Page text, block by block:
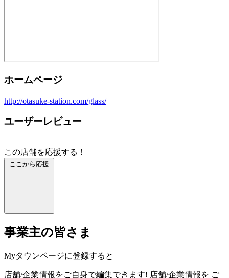
ホームページ
http://otasuke-station.com/glass/
ユーザーレビュー
この店舗を応援する！
ここから応援
事業主の皆さま
Myタウンページに登録すると
店舗/企業情報をご自身で編集できます! 店舗/企業情報を ご